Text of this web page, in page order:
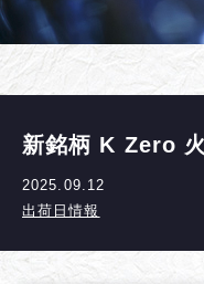
新銘柄 K Zero
2025.09.12
出荷日情報